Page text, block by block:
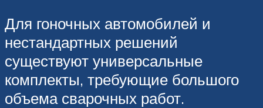
Для гоночных автомобилей и
нестандартных решений
существуют универсальные
комплекты, требующие большого
объема сварочных работ.